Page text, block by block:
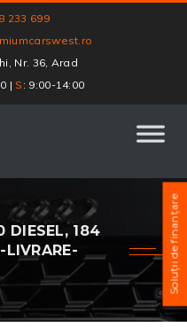
233 699
Nr. 36, Arad
| S : 9:00-14:00
DIESEL, 184
LIVRARE-
Soluții de finanțare